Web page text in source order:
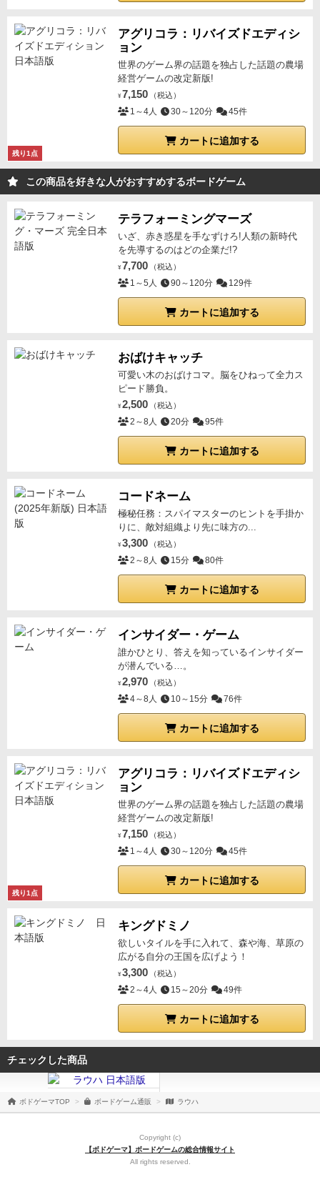
残り1点
アグリコラ：リバイズドエディシ
ョン
世界のゲーム界の話題を独占した話題の農場
経営ゲームの改定新版!
¥ 7,150 （税込）
1～4人 30～120分 45件
カートに追加する
この商品を好きな人がおすすめするボードゲーム
テラフォーミングマーズ
いざ、赤き惑星を手なずけろ!人類の新時代
を先導するのはどの企業だ!?
¥ 7,700 （税込）
1～5人 90～120分 129件
カートに追加する
おばけキャッチ
可愛い木のおばけコマ。脳をひねって全力ス
ピード勝負。
¥ 2,500 （税込）
2～8人 20分 95件
カートに追加する
コードネーム
極秘任務：スパイマスターのヒントを手掛か
りに、敵対組織より先に味方の...
¥ 3,300 （税込）
2～8人 15分 80件
カートに追加する
インサイダー・ゲーム
誰かひとり、答えを知っているインサイダー
が潜んでいる…。
¥ 2,970 （税込）
4～8人 10～15分 76件
カートに追加する
残り1点
アグリコラ：リバイズドエディシ
ョン
世界のゲーム界の話題を独占した話題の農場
経営ゲームの改定新版!
¥ 7,150 （税込）
1～4人 30～120分 45件
カートに追加する
キングドミノ
欲しいタイルを手に入れて、森や海、草原の
広がる自分の王国を広げよう！
¥ 3,300 （税込）
2～4人 15～20分 49件
カートに追加する
チェックした商品
ボドゲーマTOP ボードゲーム通販 ラウハ
Copyright (c)
【ボドゲーマ】ボードゲームの総合情報サイト
All rights reserved.